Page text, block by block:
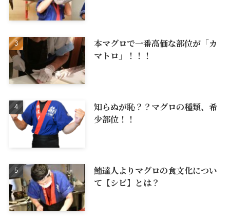
本マグロで一番高価な部位が「カ
マトロ」！！！
知らぬが恥？？マグロの種類、希
少部位！！
鮪達人よりマグロの食文化につい
て【シビ】とは？